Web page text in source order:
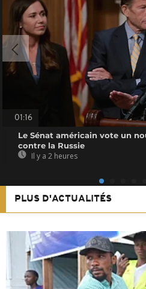
01:16
Le Sénat américain vote un
contre la Russie
Il y a 2 heures
PLUS D'ACTUALITÉS